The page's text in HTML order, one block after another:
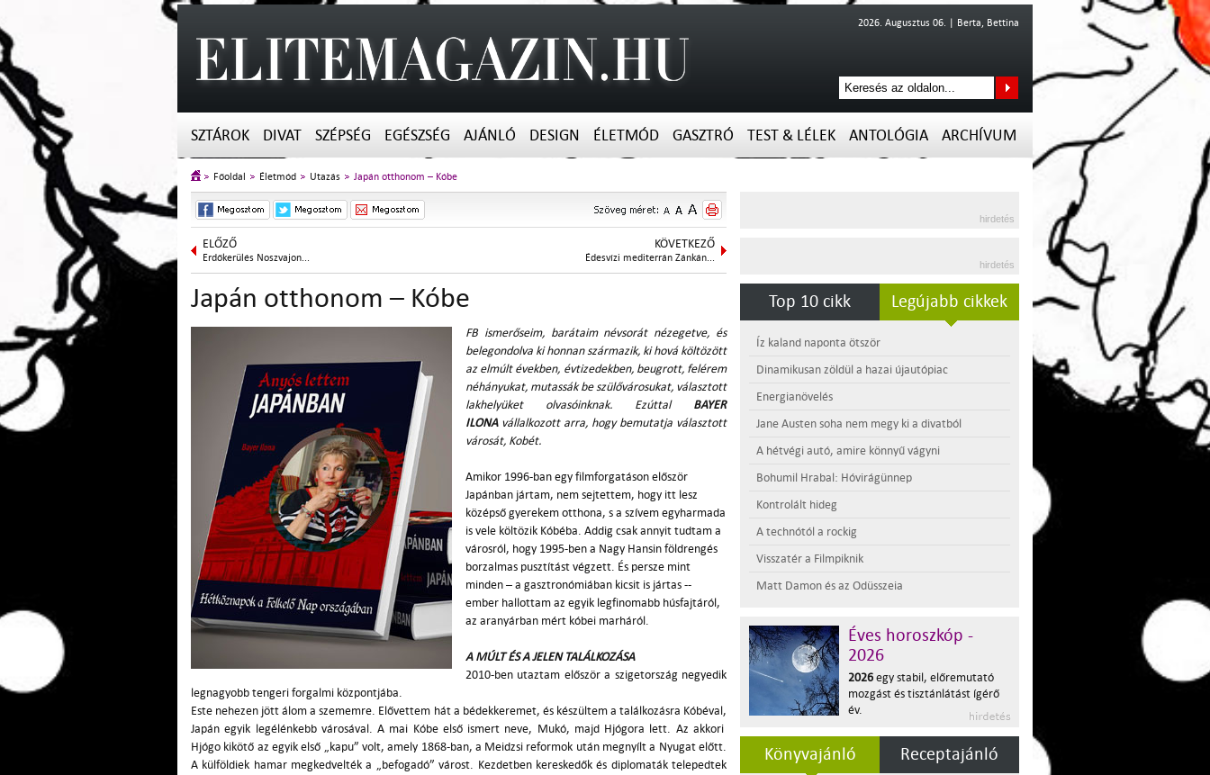
2026. Augusztus 06. | Berta, Bettina
SZTÁROK DIVAT SZÉPSÉG EGÉSZSÉG AJÁNLÓ DESIGN ÉLETMÓD GASZTRÓ TEST & LÉLEK ANTOLÓGIA ARCHÍVUM
Főoldal Életmód Utazás Japán otthonom – Kóbe
ELŐZŐ
Erdőkerülés Noszvajon...
KÖVETKEZŐ
Édesvízi mediterrán Zánkán...
Japán otthonom – Kóbe
FB ismerőseim, barátaim névsorát nézegetve, és
belegondolva ki honnan származik, ki hová költözött
az elmúlt években, évtizedekben, beugrott, felérem
néhányukat, mutassák be szülővárosukat, választott
lakhelyüket olvasóinknak. Ezúttal BAYER
ILONAvállalkozott arra, hogy bemutatja választott
városát, Kobét.
Amikor 1996-ban egy filmforgatáson először
Japánban jártam, nem sejtettem, hogy itt lesz
középső gyerekem otthona, s a szívem egyharmada
is vele költözik Kóbéba. Addig csak annyit tudtam a
városról, hogy 1995-ben a Nagy Hansin földrengés
borzalmas pusztítást végzett. És persze mint
minden – a gasztronómiában kicsit is jártas --
ember hallottam az egyik legfinomabb húsfajtáról,
az aranyárban mért kóbei marháról.
A MÚLT ÉS A JELEN TALÁLKOZÁSA
2010-ben utaztam először a szigetország negyedik
legnagyobb tengeri forgalmi központjába.
Este nehezen jött álom a szememre. Elővettem hát a bédekkeremet, és készültem a találkozásra Kóbéval,
Japán egyik legélénkebb városával. A mai Kóbe első ismert neve, Mukó, majd Hjógora lett. Az akkori
Hjógo kikötő az egyik első „kapu” volt, amely 1868-ban, a Meidzsi reformok után megnyílt a Nyugat előtt.
A külföldiek hamar megkedvelték a „befogadó” várost. Kezdetben kereskedők és diplomaták telepedtek
hirdetés
hirdetés
Top 10 cikk Legújabb cikkek
Íz kaland naponta ötször
Dinamikusan zöldül a hazai újautópiac
Energianövelés
Jane Austen soha nem megy ki a divatból
A hétvégi autó, amire könnyű vágyni
Bohumil Hrabal: Hóvirágünnep
Kontrolált hideg
A technótól a rockig
Visszatér a Filmpiknik
Matt Damon és az Odüsszeia
Éves horoszkóp -
2026
2026 egy stabil, előremutató
mozgást és tisztánlátást ígérő
év.
Könyvajánló Receptajánló